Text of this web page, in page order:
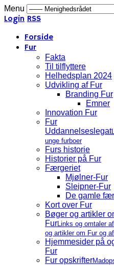
Menu
Login RSS
Forside
Fur
Fakta
Til tilflyttere
Helhedsplan 2024
Udvikling af Fur
Branding Fur
Emner
Innovation Fur
Fur
Uddannelseslegat
unge furboer
Furs historie
Historier på Fur
Færgeriet
Mjølner-Fur
Sleipner-Fur
De gamle
Kort over Fur
Bøger og artikler
FurLinks og omtaler
og artikler om Fur og
Hjemmesider på
Fur
Fur opskrifter